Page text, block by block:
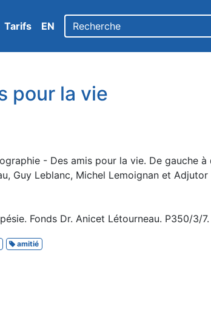
Tarifs EN
pour la vie
- Des amis pour la vie. De gauche à
Guy Leblanc, Michel Lemoignan et Adjutor
Fonds Dr. Anicet Létourneau. P350/3/7.
amitié